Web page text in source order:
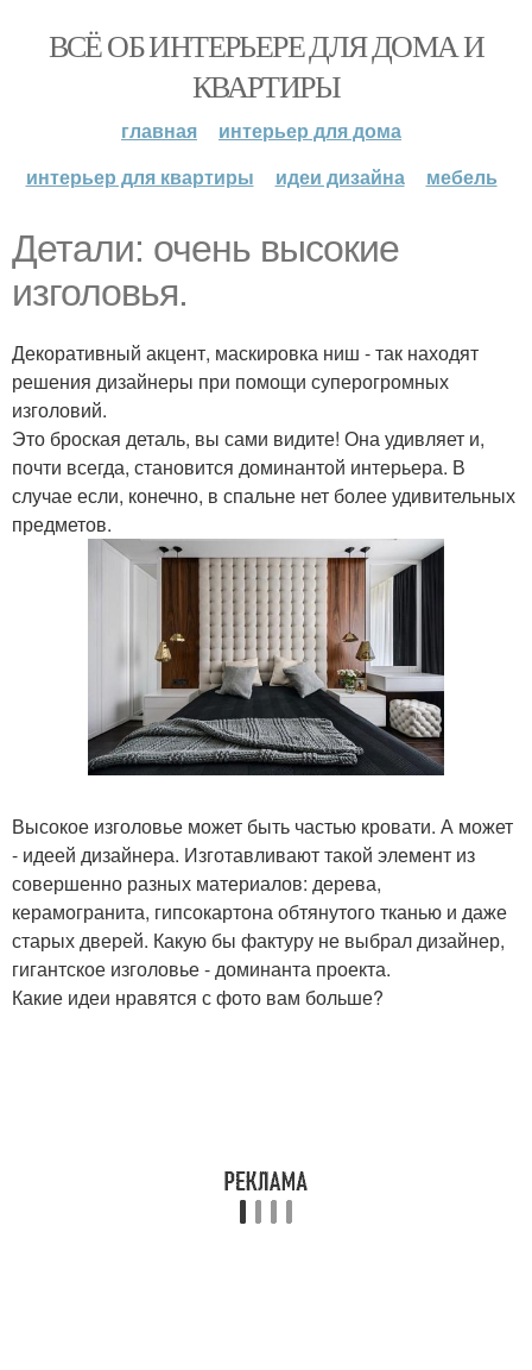
ВСЁ ОБ ИНТЕРЬЕРЕ ДЛЯ ДОМА И
КВАРТИРЫ
главная
интерьер для дома
интерьер для квартиры
идеи дизайна мебель
Детали: очень высокие
изголовья.
Декоративный акцент, маскировка ниш - так находят
решения дизайнеры при помощи суперогромных
изголовий.
Это броская деталь, вы сами видите! Она удивляет и,
почти всегда, становится доминантой интерьера. В
случае если, конечно, в спальне нет более удивительных
предметов.
Высокое изголовье может быть частью кровати. А может
- идеей дизайнера. Изготавливают такой элемент из
совершенно разных материалов: дерева,
керамогранита, гипсокартона обтянутого тканью и даже
старых дверей. Какую бы фактуру не выбрал дизайнер,
гигантское изголовье - доминанта проекта.
Какие идеи нравятся с фото вам больше?